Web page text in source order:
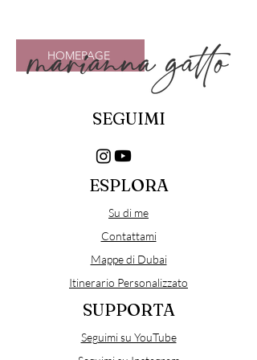
HOMEPAGE
SEGUIMI
ESPLORA
Su di me
Contattami
Mappe di Dubai
Itinerario Personalizzato
SUPPORTA
Seguimi su YouTube